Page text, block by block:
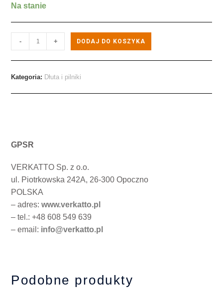
Na stanie
- + DODAJ DO KOSZYKA
Kategoria: Dłuta i pilniki
GPSR
VERKATTO Sp. z o.o.
ul. Piotrkowska 242A, 26-300 Opoczno
POLSKA
– adres:www.verkatto.pl
– tel.: +48 608 549 639
– email: info@verkatto.pl
Podobne produkty